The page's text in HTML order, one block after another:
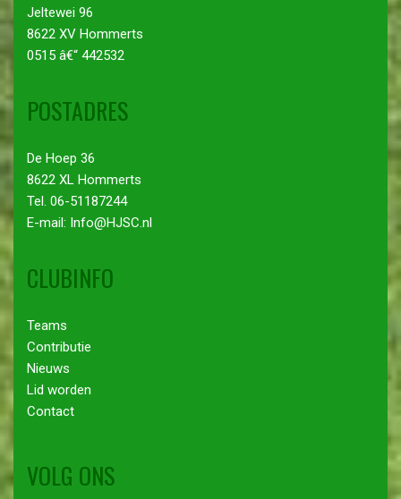
Jeltewei 96
8622 XV Hommerts
0515 â€“ 442532
POSTADRES
De Hoep 36
8622 XL Hommerts
Tel. 06-51187244
E-mail: Info@HJSC.nl
CLUBINFO
Teams
Contributie
Nieuws
Lid worden
Contact
VOLG ONS